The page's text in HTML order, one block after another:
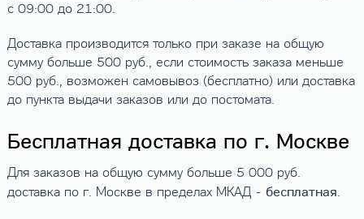
с 09:00 до 21:00.
Доставка производится только при заказе на общую
сумму больше 500 руб., если стоимость заказа меньше
500 руб., возможен самовывоз (бесплатно) или доставка
до пункта выдачи заказов или до постомата.
Бесплатная доставка по г. Москве
Для заказов на общую сумму больше 5 000 руб.
доставка по г. Москве в пределах МКАД - бесплатная.